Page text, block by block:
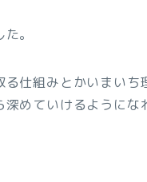
。
る仕組みとかいまいち
深めていけるようにな